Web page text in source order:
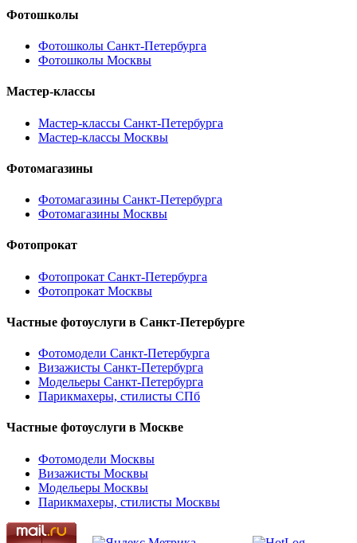
Фотошколы
Фотошколы Санкт-Петербурга
Фотошколы Москвы
Мастер-классы
Мастер-классы Санкт-Петербурга
Мастер-классы Москвы
Фотомагазины
Фотомагазины Санкт-Петербурга
Фотомагазины Москвы
Фотопрокат
Фотопрокат Санкт-Петербурга
Фотопрокат Москвы
Частные фотоуслуги в Санкт-Петербурге
Фотомодели Санкт-Петербурга
Визажисты Санкт-Петербурга
Модельеры Санкт-Петербурга
Парикмахеры, стилисты СПб
Частные фотоуслуги в Москве
Фотомодели Москвы
Визажисты Москвы
Модельеры Москвы
Парикмахеры, стилисты Москвы